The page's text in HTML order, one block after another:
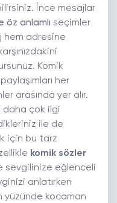
İnce mesajlar
öz anlamlı seçimler
hem adresine
Komik
her
arasında yer alır.
daha çok ilgi
ile de
için bu tarz
komik sözler
sevgilinize eğlenceli
anlatırken
yüzünde kocaman